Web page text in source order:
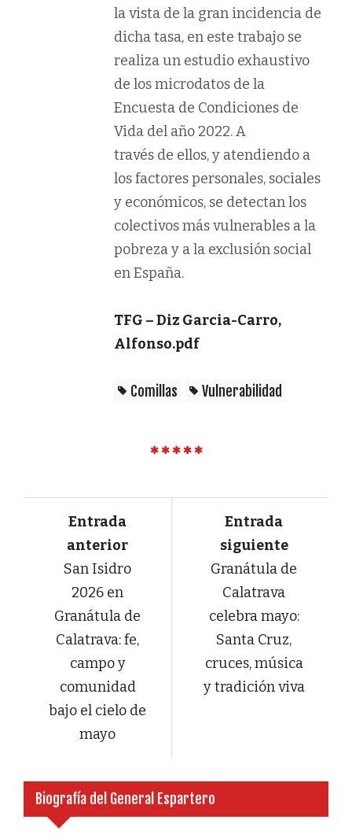
la vista de la gran incidencia de
dicha tasa, en este trabajo se
realiza un estudio exhaustivo
de los microdatos de la
Encuesta de Condiciones de
Vida del año 2022. A
través de ellos, y atendiendo a
los factores personales, sociales
y económicos, se detectan los
colectivos más vulnerables a la
pobreza y a la exclusión social
en España.
TFG – Diz Garcia-Carro,
Alfonso.pdf
Comillas Vulnerabilidad
Entrada
anterior
San Isidro
2026 en
Granátula de
Calatrava: fe,
campo y
comunidad
bajo el cielo de
mayo
Entrada
siguiente
Granátula de
Calatrava
celebra mayo:
Santa Cruz,
cruces, música
y tradición viva
Biografía del General Espartero